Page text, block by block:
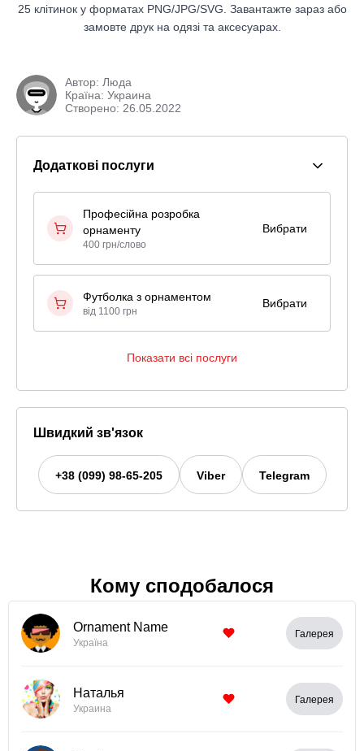
25 клітинок у форматах PNG/JPG/SVG. Завантажте зараз або
замовте друк на одязі та аксесуарах.
Автор: Люда
Країна: Украина
Створено: 26.05.2022
Додаткові послуги
Професійна розробка
орнаменту
400 грн/слово
Вибрати
Футболка з орнаментом
від 1100 грн
Вибрати
Показати всі послуги
Швидкий зв'язок
+38 (099) 98-65-205 Viber Telegram
Кому сподобалося
Ornament Name
Україна
Галерея
Наталья
Украина
Галерея